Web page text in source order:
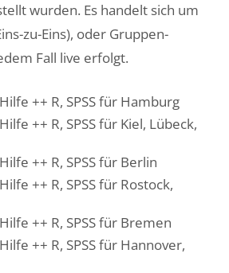
wurden. Es handelt sich um
zu-Eins), oder Gruppen-
Fall live erfolgt.
++ R, SPSS für Hamburg
++ R, SPSS für Kiel, Lübeck,
++ R, SPSS für Berlin
++ R, SPSS für Rostock,
++ R, SPSS für Bremen
++ R, SPSS für Hannover,